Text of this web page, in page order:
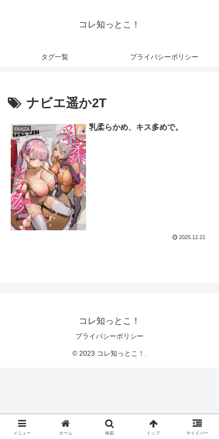
コレ知っとこ！
タグ一覧 プライバシーポリシー
ナビエ遥か2T
FANZA 乳柔らかめ、キス多めで。
2025.12.21
コレ知っとこ！
プライバシーポリシー
© 2023 コレ知っとこ！.
メニュー ホーム 検索 トップ サイドバー